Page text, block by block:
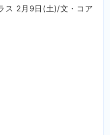
ス 2月9日(土)/文・コア